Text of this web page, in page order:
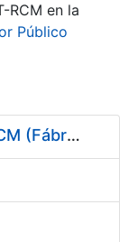
RCM en la
Público
Fecha prevista para visitas relacionados con los procedimientos de licitación abiertos para FNMT-RCM (Fábrica de Papel de Burgos)